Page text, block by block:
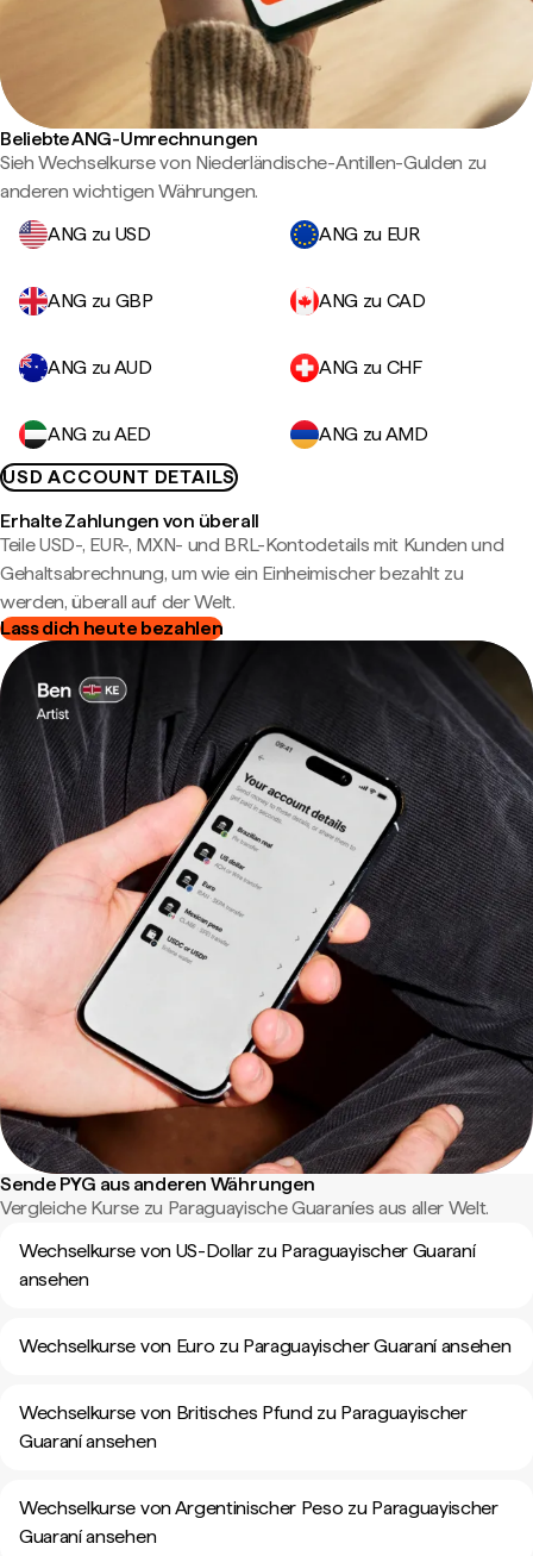
Beliebte ANG-Umrechnungen
Sieh Wechselkurse von Niederländische-Antillen-Gulden zu
anderen wichtigen Währungen.
ANG zu USD
ANG zu EUR
ANG zu GBP ANG zu CAD
ANG zu AUD ANG zu CHF
ANG zu AED
ANG zu AMD
USD ACCOUNT DETAILS
Erhalte Zahlungen von überall
Teile USD-, EUR-, MXN- und BRL-Kontodetails mit Kunden und
Gehaltsabrechnung, um wie ein Einheimischer bezahlt zu
werden, überall auf der Welt.
Lass dich heute bezahlen
Sende PYG aus anderen Währungen
Vergleiche Kurse zu Paraguayische Guaraníes aus aller Welt.
Wechselkurse von US-Dollar zu Paraguayischer Guaraní
ansehen
Wechselkurse von Euro zu Paraguayischer Guaraní ansehen
Wechselkurse von Britisches Pfund zu Paraguayischer
Guaraní ansehen
Wechselkurse von Argentinischer Peso zu Paraguayischer
Guaraní ansehen